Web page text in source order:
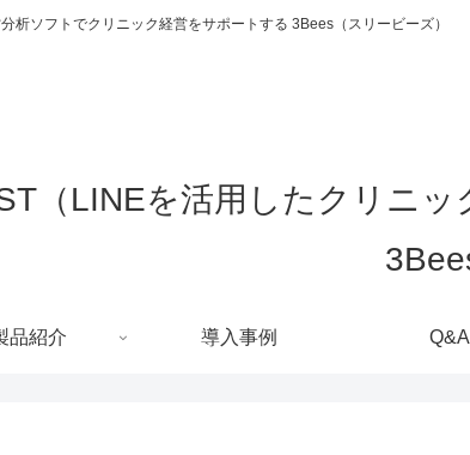
析ソフトでクリニック経営をサポートする 3Bees（スリービーズ）
品紹介 導入事例 Q&A